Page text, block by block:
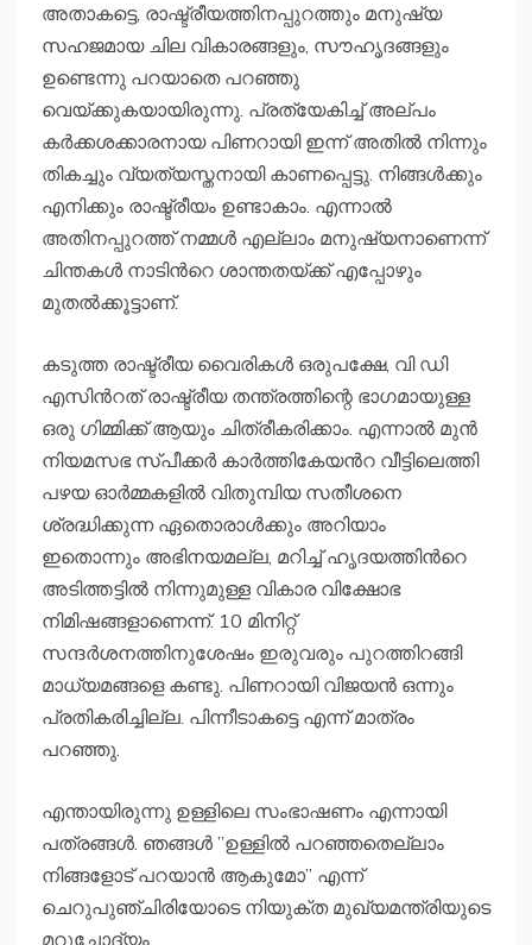
അതാകട്ടെ, രാഷ്ട്രീയത്തിനപ്പുറത്തും മനുഷ്യ
സഹജമായ ചില വികാരങ്ങളും, സൗഹൃദങ്ങളും
ഉണ്ടെന്നു പറയാതെ പറഞ്ഞു
വെയ്ക്കുകയായിരുന്നു. പ്രത്യേകിച്ച് അല്പം
കർക്കശക്കാരനായ പിണറായി ഇന്ന് അതിൽ നിന്നും
തികച്ചും വ്യത്യസ്തനായി കാണപ്പെട്ടു. നിങ്ങൾക്കും
എനിക്കും രാഷ്ട്രീയം ഉണ്ടാകാം. എന്നാൽ
അതിനപ്പുറത്ത് നമ്മൾ എല്ലാം മനുഷ്യനാണെന്ന്
ചിന്തകൾ നാടിൻറെ ശാന്തതയ്ക്ക് എപ്പോഴും
മുതൽക്കൂട്ടാണ്.
കടുത്ത രാഷ്ട്രീയ വൈരികൾ ഒരുപക്ഷേ, വി ഡി
എസിന്‍റത് രാഷ്ട്രീയ തന്ത്രത്തിന്റെ ഭാഗമായുള്ള
ഒരു ഗിമ്മിക്ക് ആയും ചിത്രീകരിക്കാം. എന്നാൽ മുൻ
നിയമസഭ സ്പീക്കർ കാർത്തികേയൻറ വീട്ടിലെത്തി
പഴയ ഓര്‍മ്മകളില്‍ വിതുമ്പിയ സതീശനെ
ശ്രദ്ധിക്കുന്ന ഏതൊരാള്‍ക്കും അറിയാം
ഇതൊന്നും അഭിനയമല്ല, മറിച്ച് ഹൃദയത്തിൻറെ
അടിത്തട്ടിൽ നിന്നുമുള്ള വികാര വിക്ഷോഭ
നിമിഷങ്ങളാണെന്ന്. 10 മിനിറ്റ്
സന്ദർശനത്തിനുശേഷം ഇരുവരും പുറത്തിറങ്ങി
മാധ്യമങ്ങളെ കണ്ടു. പിണറായി വിജയൻ ഒന്നും
പ്രതികരിച്ചില്ല. പിന്നീടാകട്ടെ എന്ന് മാത്രം
പറഞ്ഞു.
എന്തായിരുന്നു ഉള്ളിലെ സംഭാഷണം എന്നായി
പത്രങ്ങൾ. ഞങ്ങൾ ”ഉള്ളിൽ പറഞ്ഞതെല്ലാം
നിങ്ങളോട് പറയാൻ ആകുമോ” എന്ന്
ചെറുപുഞ്ചിരിയോടെ നിയുക്ത മുഖ്യമന്ത്രിയുടെ
മറുചോദ്യം.